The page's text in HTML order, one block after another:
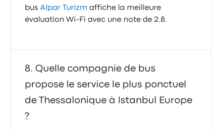
busAlpar Turizm affiche la meilleure
évaluation Wi-Fi avec une note de 2.8.
Quelle compagnie de bus
propose le service le plus ponctuel
de Thessalonique à Istanbul Europe
?